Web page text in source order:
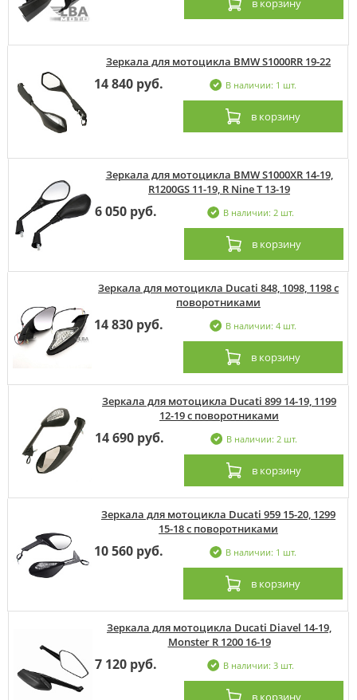
в корзину
Зеркала для мотоцикла BMW S1000RR 19-22
14 840 руб. В наличии: 1 шт.
в корзину
Зеркала для мотоцикла BMW S1000XR 14-19,
R1200GS 11-19, R Nine T 13-19
6 050 руб. В наличии: 2 шт.
в корзину
Зеркала для мотоцикла Ducati 848, 1098, 1198 с
поворотниками
14 830 руб. В наличии: 4 шт.
в корзину
Зеркала для мотоцикла Ducati 899 14-19, 1199
12-19 с поворотниками
14 690 руб. В наличии: 2 шт.
в корзину
Зеркала для мотоцикла Ducati 959 15-20, 1299
15-18 с поворотниками
10 560 руб. В наличии: 1 шт.
в корзину
Зеркала для мотоцикла Ducati Diavel 14-19,
Monster R 1200 16-19
7 120 руб. В наличии: 3 шт.
в корзину